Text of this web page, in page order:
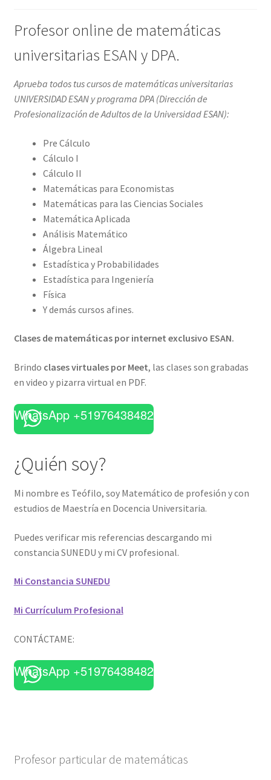
Profesor online de matemáticas
universitarias ESAN y DPA.
Aprueba todos tus cursos de matemáticas universitarias
UNIVERSIDAD ESAN y programa DPA (Dirección de
Profesionalización de Adultos de la Universidad ESAN):
Pre Cálculo
Cálculo I
Cálculo II
Matemáticas para Economistas
Matemáticas para las Ciencias Sociales
Matemática Aplicada
Análisis Matemático
Álgebra Lineal
Estadística y Probabilidades
Estadística para Ingeniería
Física
Y demás cursos afines.
Clases de matemáticas por internet exclusivo ESAN.
Brindo clases virtuales por Meet, las clases son grabadas
en video y pizarra virtual en PDF.
WhatsApp +51976438482
¿Quién soy?
Mi nombre es Teófilo, soy Matemático de profesión y con
estudios de Maestría en Docencia Universitaria.
Puedes verificar mis referencias descargando mi
constancia SUNEDU y mi CV profesional.
Mi Constancia SUNEDU
Mi Currículum Profesional
CONTÁCTAME:
WhatsApp +51976438482
Profesor particular de matemáticas